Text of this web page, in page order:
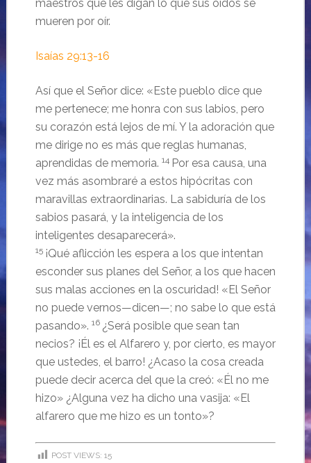
maestros que les digan lo que sus oídos se
mueren por oír.
Isaías 29:13-16
Así que el Señor dice: «Este pueblo dice que
me pertenece; me honra con sus labios, pero
su corazón está lejos de mí. Y la adoración que
me dirige no es más que reglas humanas,
aprendidas de memoria. 14 Por esa causa, una
vez más asombraré a estos hipócritas con
maravillas extraordinarias. La sabiduría de los
sabios pasará, y la inteligencia de los
inteligentes desaparecerá».
15 ¡Qué aflicción les espera a los que intentan
esconder sus planes del Señor, a los que hacen
sus malas acciones en la oscuridad! «El Señor
no puede vernos—dicen—; no sabe lo que está
pasando». 16 ¿Será posible que sean tan
necios? ¡Él es el Alfarero y, por cierto, es mayor
que ustedes, el barro! ¿Acaso la cosa creada
puede decir acerca del que la creó: «Él no me
hizo» ¿Alguna vez ha dicho una vasija: «El
alfarero que me hizo es un tonto»?
POST VIEWS: 15